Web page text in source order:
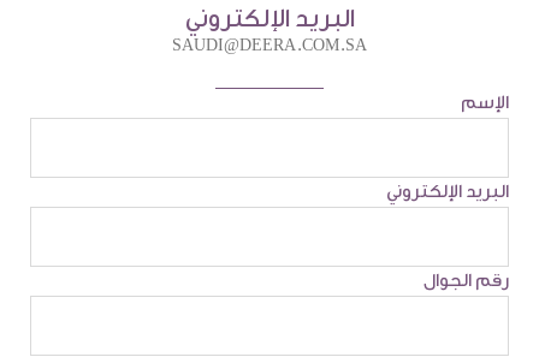
البريد الإلكتروني
SAUDI@DEERA.COM.SA
الإسم
البريد الإلكتروني
رقم الجوال